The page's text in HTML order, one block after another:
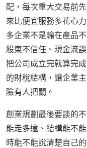
配，每次重大交易前
來比便宜服務多花心
多企業不是輸在產品
股東不信任、現金流
把公司成立完就算完
的財稅結構，讓企業
險有人把關。
創業規劃最後要談的
能走多遠、結構能不
時能不能說清楚自己